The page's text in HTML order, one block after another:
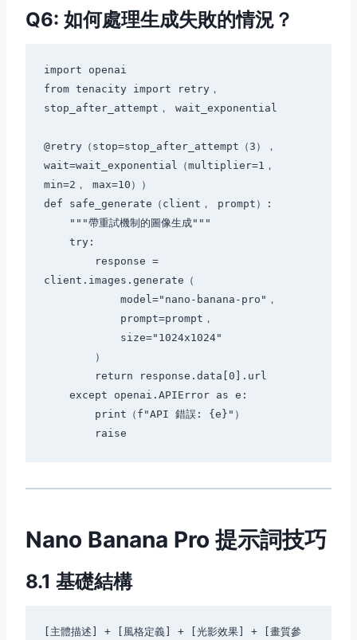
Q6: 如何處理生成失敗的情況？
import openai
from tenacity import retry，
stop_after_attempt， wait_exponential
@retry（stop=stop_after_attempt（3），
wait=wait_exponential（multiplier=1，
min=2， max=10））
def safe_generate（client， prompt）:
client.images.generate（
Nano Banana Pro 提示詞技巧
8.1 基礎結構
[主體描述] + [風格定義] + [光影效果] + [畫質參